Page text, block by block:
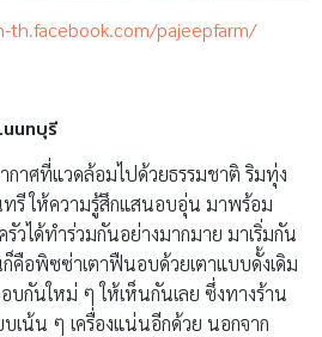
pajeepfarm/
นนทบุรี
กาศที่แวดล้อมไปด้วยธรรมชาติ ริมทุ่ง
รี ให้ความรู้สึกแสนอบอุ่น มาพร้อม
รัวได้ทำร่วมกันอย่างมากมาย มาเริ่มกัน
คือพิซซ่าเตาฟืนอบด้วยเตาแบบดั้งเดิม
บกันใหม่ ๆ ให้เห็นกันเลย ซึ่งทางร้าน
เน้น ๆ เครื่องแน่นอีกด้วย นอกจาก